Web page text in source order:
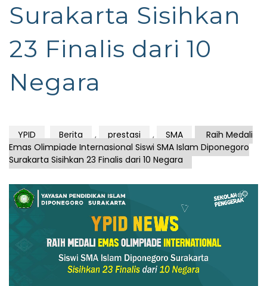
Surakarta Sisihkan
23 Finalis dari 10
Negara
YPID Berita , prestasi , SMA
Raih Medali
Emas Olimpiade Internasional Siswi SMA Islam Diponegoro
Surakarta Sisihkan 23 Finalis dari 10 Negara